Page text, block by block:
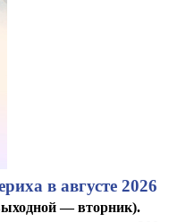
в августе 2026
— вторник).